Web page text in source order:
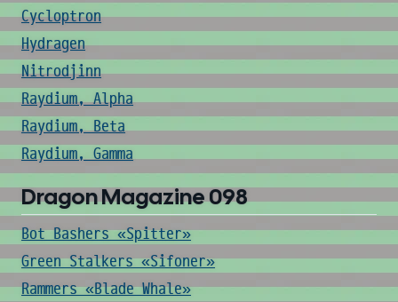
Cycloptron
Hydragen
Nitrodjinn
Raydium, Alpha
Raydium, Beta
Raydium, Gamma
Dragon Magazine 098
Bot Bashers «Spitter»
Green Stalkers «Sifoner»
Rammers «Blade Whale»